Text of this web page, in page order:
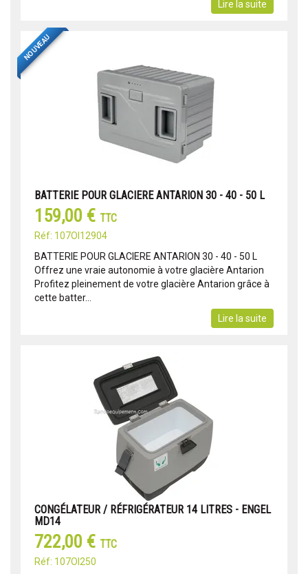
Lire la suite
NOUVEAU
BATTERIE POUR GLACIERE ANTARION 30 - 40 - 50 L
159,00 € TTC
Réf: 107OI12904
BATTERIE POUR GLACIERE ANTARION 30 - 40 - 50 L
Offrez une vraie autonomie à votre glacière Antarion
Profitez pleinement de votre glacière Antarion grâce à
cette batter...
Lire la suite
CONGÉLATEUR / RÉFRIGÉRATEUR 14 LITRES - ENGEL
MD14
722,00 € TTC
Réf: 107OI250